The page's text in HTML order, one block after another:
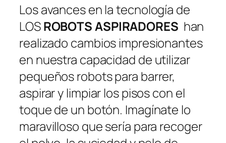
Los avances en la tecnología de
LOSROBOTS ASPIRADORES han
realizado cambios impresionantes
en nuestra capacidad de utilizar
pequeños robots para barrer,
aspirar y limpiar los pisos con el
toque de un botón. Imagínate lo
maravilloso que sería para recoger